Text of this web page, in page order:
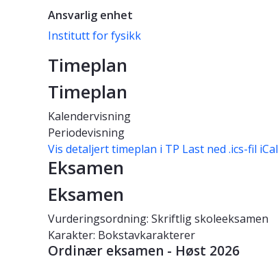
Ansvarlig enhet
Institutt for fysikk
Timeplan
Timeplan
Kalendervisning
Periodevisning
Vis detaljert timeplan i TP Last ned .ics-fil iCal
Eksamen
Eksamen
Vurderingsordning: Skriftlig skoleeksamen
Karakter: Bokstavkarakterer
Ordinær eksamen - Høst 2026